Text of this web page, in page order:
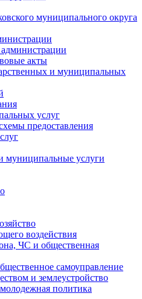
муниципального округа
акты
и муниципальных
услуг
предоставления
муниципальные услуги
воздействия
ЧС и общественная
самоуправление
и землеустройство
политика